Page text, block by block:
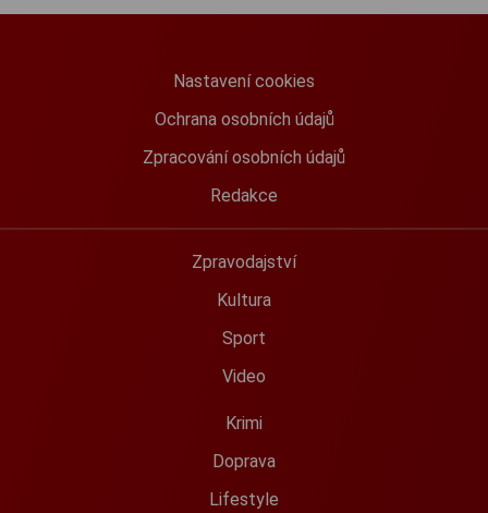
Nastavení cookies
Ochrana osobních údajů
Zpracování osobních údajů
Redakce
Zpravodajství
Kultura
Sport
Video
Krimi
Doprava
Lifestyle